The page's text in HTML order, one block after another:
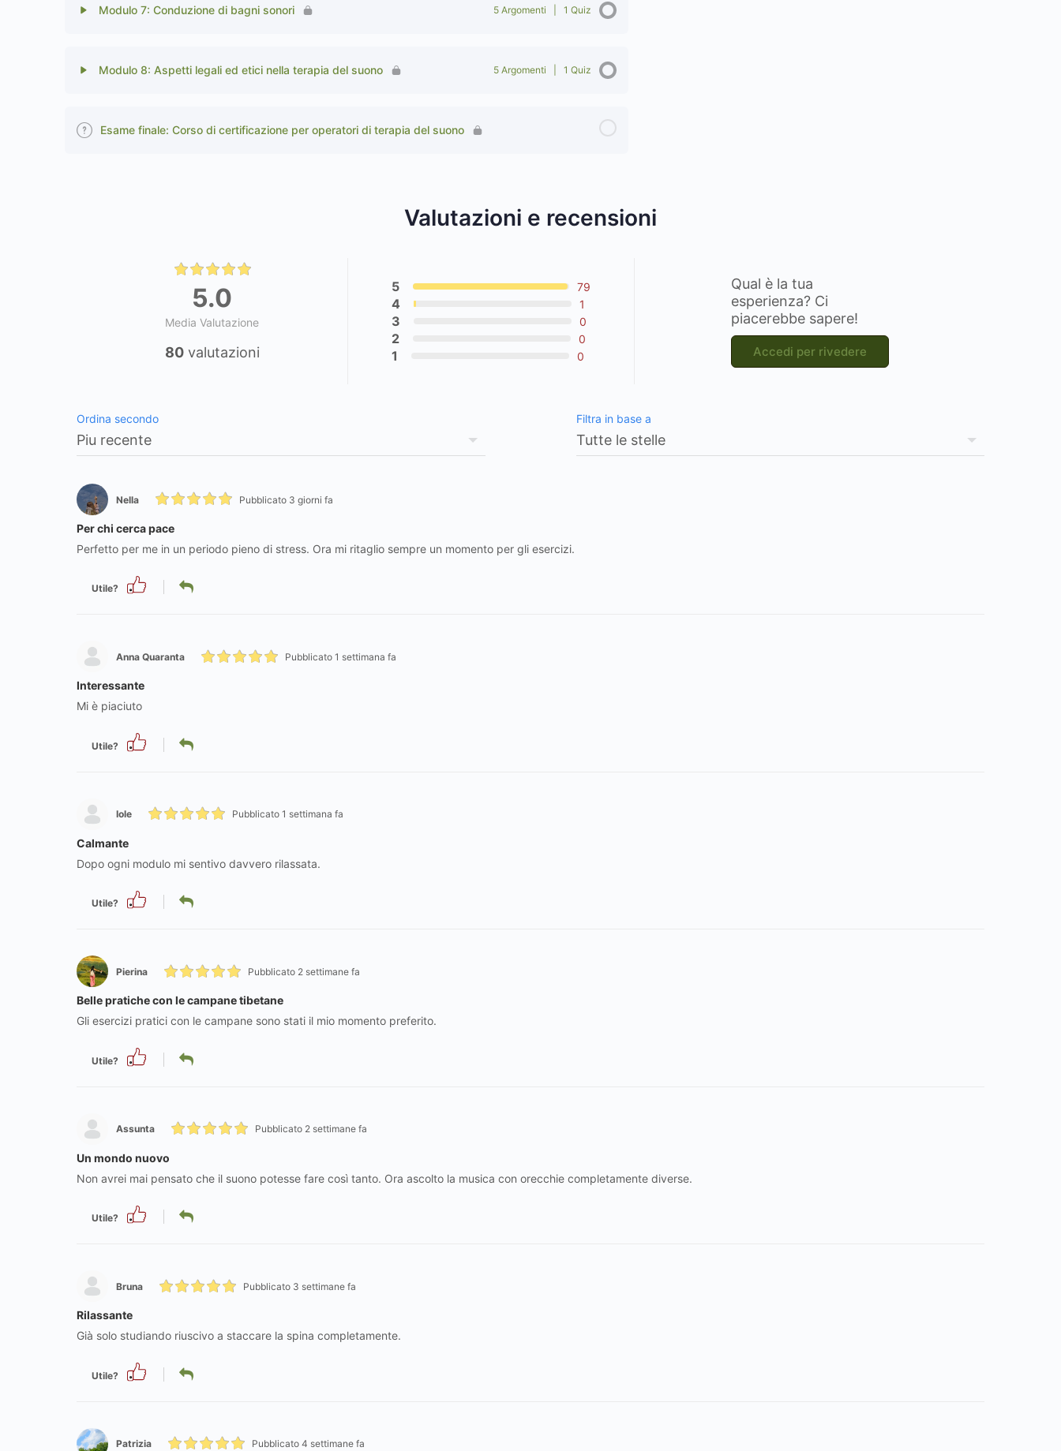
Modulo 7: Conduzione di bagni sonori 5 Argomenti 1 Quiz
Modulo 8: Aspetti legali ed etici nella terapia del suono 5 Argomenti 1 Quiz
Esame finale: Corso di certificazione per operatori di terapia del suono
Valutazioni e recensioni
5.0
Media Valutazione
80valutazioni
5 79
4 1
3 0
2 0
1 0
Qual è la tua
esperienza? Ci
piacerebbe sapere!
Accedi per rivedere
Ordina secondo Filtra in base a
Nella Pubblicato 3 giorni fa
Per chi cerca pace
Perfetto per me in un periodo pieno di stress. Ora mi ritaglio sempre un momento per gli esercizi.
Utile?
Anna Quaranta Pubblicato 1 settimana fa
Interessante
Mi è piaciuto
Utile?
Iole Pubblicato 1 settimana fa
Calmante
Dopo ogni modulo mi sentivo davvero rilassata.
Utile?
Pierina Pubblicato 2 settimane fa
Belle pratiche con le campane tibetane
Gli esercizi pratici con le campane sono stati il mio momento preferito.
Utile?
Assunta Pubblicato 2 settimane fa
Un mondo nuovo
Non avrei mai pensato che il suono potesse fare così tanto. Ora ascolto la musica con orecchie completamente diverse.
Utile?
Bruna Pubblicato 3 settimane fa
Rilassante
Già solo studiando riuscivo a staccare la spina completamente.
Utile?
Patrizia Pubblicato 4 settimane fa